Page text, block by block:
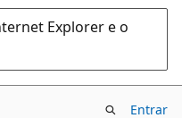
Explorer e o
Entrar